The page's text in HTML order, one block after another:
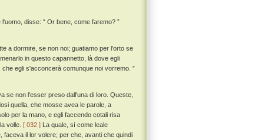
disse: “ Or bene, come faremo? ”
a dormire, se non noi; guatiamo per l'orto se
in questo capannetto, là dove egli
egli s'acconcerà comunque noi vorremo. ”
se non l'esser preso dall'una di loro. Queste,
quella, che mosse avea le parole, a
per la mano, e egli faccendo cotali risa
volle. [ 032 ] La quale, sí come leale
faceva il lor volere; per che, avanti che quindi